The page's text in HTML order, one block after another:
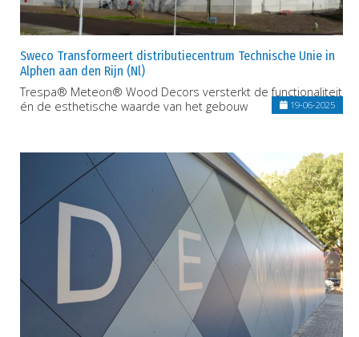
Sweco Transformeert distributiecentrum Technische Unie in
Alphen aan den Rijn (Nl)
Trespa® Meteon® Wood Decors versterkt de functionaliteit
én de esthetische waarde van het gebouw
19-06-2025